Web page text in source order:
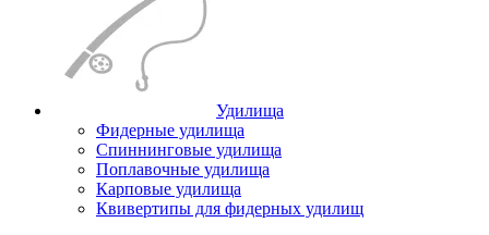
Удилища
Фидерные удилища
Спиннинговые удилища
Поплавочные удилища
Карповые удилища
Квивертипы для фидерных удилищ